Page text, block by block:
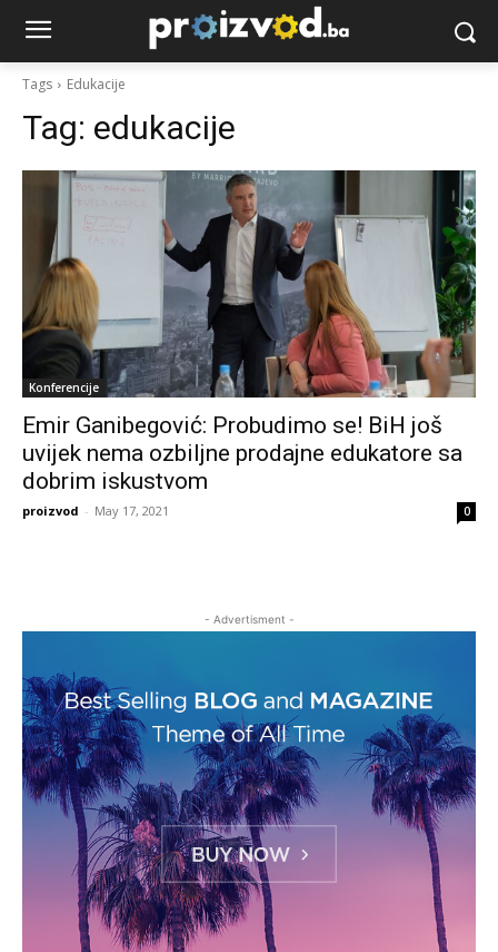
Tags Edukacije
Tag: edukacije
Konferencije
Emir Ganibegović: Probudimo se! BiH još
uvijek nema ozbiljne prodajne edukatore sa
dobrim iskustvom
proizvod - May 17, 2021 0
- Advertisment -